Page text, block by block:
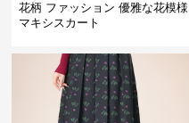
花柄 ファッション 優雅な花模様
マキシスカート